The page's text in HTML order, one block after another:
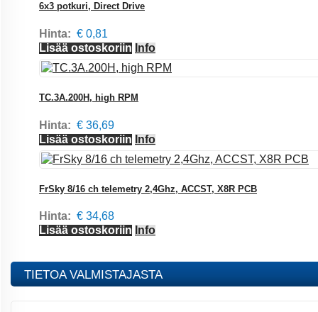
6x3 potkuri, Direct Drive
Hinta: € 0,81
Lisää ostoskoriin Info
TC.3A.200H, high RPM
Hinta: € 36,69
Lisää ostoskoriin Info
FrSky 8/16 ch telemetry 2,4Ghz, ACCST, X8R PCB
Hinta: € 34,68
Lisää ostoskoriin Info
TIETOA VALMISTAJASTA